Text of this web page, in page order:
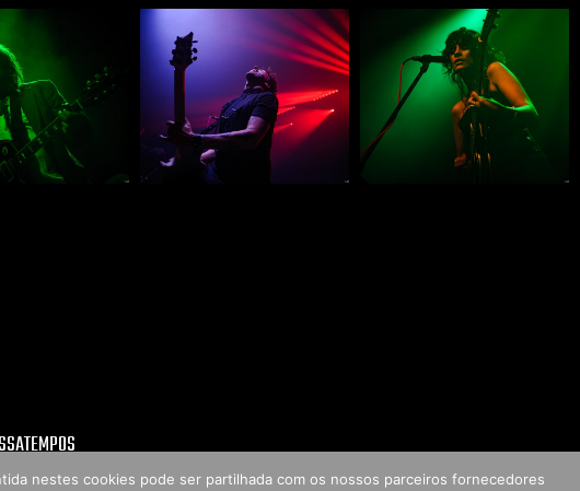
nestes cookies pode ser partilhada com os nossos parceiros fornecedores